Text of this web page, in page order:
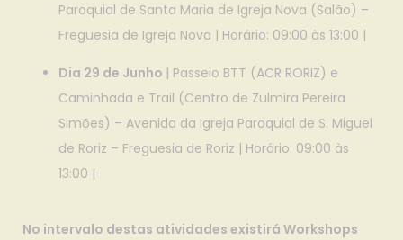
Paroquial de Santa Maria de Igreja Nova (Salão) –
Freguesia de Igreja Nova | Horário: 09:00 às 13:00 |
Dia 29 de Junho | Passeio BTT (ACR RORIZ) e
Caminhada e Trail (Centro de Zulmira Pereira
Simões) – Avenida da Igreja Paroquial de S. Miguel
de Roriz – Freguesia de Roriz | Horário: 09:00 às
13:00 |
No intervalo destas atividades existirá Workshops